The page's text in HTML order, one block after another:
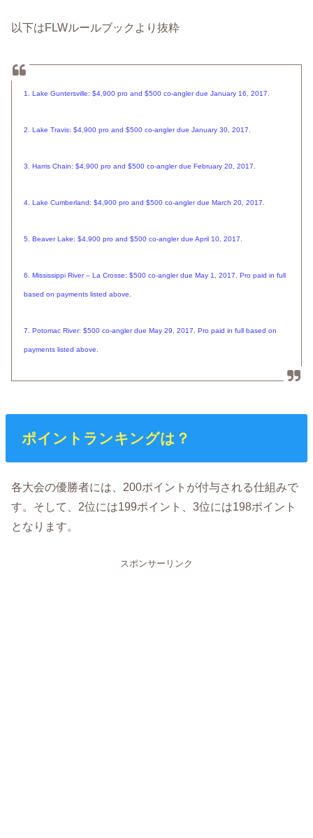
以下はFLWルールブックより抜粋
1. Lake Guntersville: $4,900 pro and $500 co-angler due January 16, 2017.
2. Lake Travis: $4,900 pro and $500 co-angler due January 30, 2017.
3. Harris Chain: $4,900 pro and $500 co-angler due February 20, 2017.
4. Lake Cumberland: $4,900 pro and $500 co-angler due March 20, 2017.
5. Beaver Lake: $4,900 pro and $500 co-angler due April 10, 2017.
6. Mississippi River – La Crosse: $500 co-angler due May 1, 2017. Pro paid in full
based on payments listed above.
7. Potomac River: $500 co-angler due May 29, 2017. Pro paid in full based on
payments listed above.
ポイントランキングは？
各大会の優勝者には、200ポイントが付与される仕組みで
す。そして、2位には199ポイント、3位には198ポイント
となります。
スポンサーリンク